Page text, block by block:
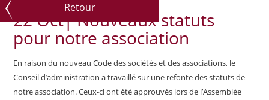
Retour
22 Oct|Nouveaux statuts
pour notre association
En raison du nouveau Code des sociétés et des associations, le
Conseil d’administration a travaillé sur une refonte des statuts de
notre association. Ceux-ci ont été approuvés lors de l’Assemblée